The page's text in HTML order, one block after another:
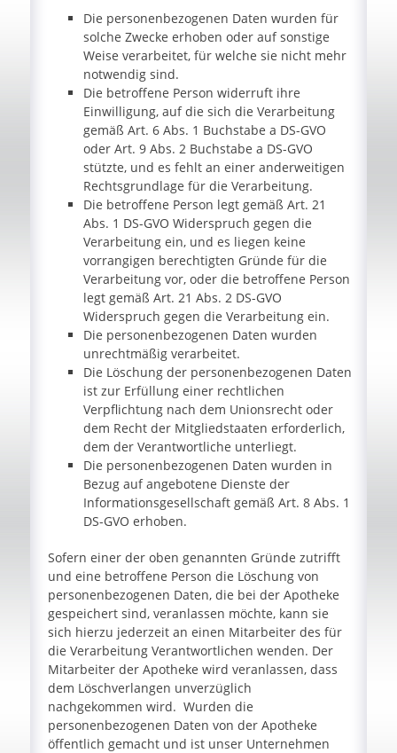
Die personenbezogenen Daten wurden für
solche Zwecke erhoben oder auf sonstige
Weise verarbeitet, für welche sie nicht mehr
notwendig sind.
Die betroffene Person widerruft ihre
Einwilligung, auf die sich die Verarbeitung
gemäß Art. 6 Abs. 1 Buchstabe a DS-GVO
oder Art. 9 Abs. 2 Buchstabe a DS-GVO
stützte, und es fehlt an einer anderweitigen
Rechtsgrundlage für die Verarbeitung.
Die betroffene Person legt gemäß Art. 21
Abs. 1 DS-GVO Widerspruch gegen die
Verarbeitung ein, und es liegen keine
vorrangigen berechtigten Gründe für die
Verarbeitung vor, oder die betroffene Person
legt gemäß Art. 21 Abs. 2 DS-GVO
Widerspruch gegen die Verarbeitung ein.
Die personenbezogenen Daten wurden
unrechtmäßig verarbeitet.
Die Löschung der personenbezogenen Daten
ist zur Erfüllung einer rechtlichen
Verpflichtung nach dem Unionsrecht oder
dem Recht der Mitgliedstaaten erforderlich,
dem der Verantwortliche unterliegt.
Die personenbezogenen Daten wurden in
Bezug auf angebotene Dienste der
Informationsgesellschaft gemäß Art. 8 Abs. 1
DS-GVO erhoben.
Sofern einer der oben genannten Gründe zutrifft
und eine betroffene Person die Löschung von
personenbezogenen Daten, die bei der Apotheke
gespeichert sind, veranlassen möchte, kann sie
sich hierzu jederzeit an einen Mitarbeiter des für
die Verarbeitung Verantwortlichen wenden. Der
Mitarbeiter der Apotheke wird veranlassen, dass
dem Löschverlangen unverzüglich
nachgekommen wird. Wurden die
personenbezogenen Daten von der Apotheke
öffentlich gemacht und ist unser Unternehmen